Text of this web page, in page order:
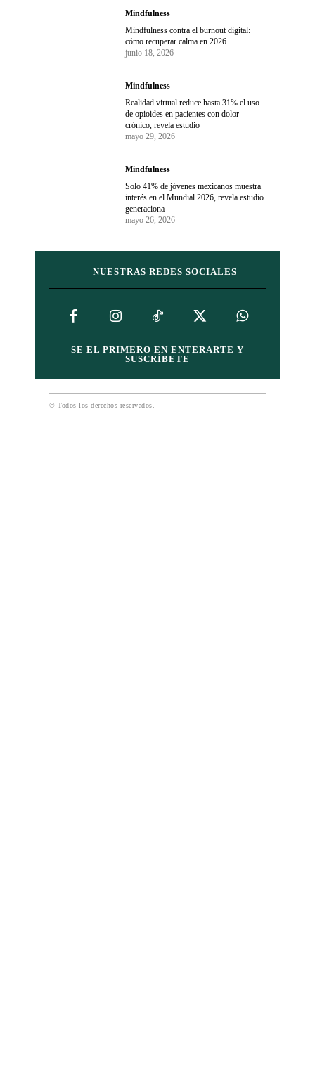
Mindfulness
Mindfulness contra el burnout digital:
cómo recuperar calma en 2026
junio 18, 2026
Mindfulness
Realidad virtual reduce hasta 31% el uso
de opioides en pacientes con dolor
crónico, revela estudio
mayo 29, 2026
Mindfulness
Solo 41% de jóvenes mexicanos muestra
interés en el Mundial 2026, revela estudio
generaciona
mayo 26, 2026
NUESTRAS REDES SOCIALES
SE EL PRIMERO EN ENTERARTE Y
SUSCRÍBETE
© Todos los derechos reservados.